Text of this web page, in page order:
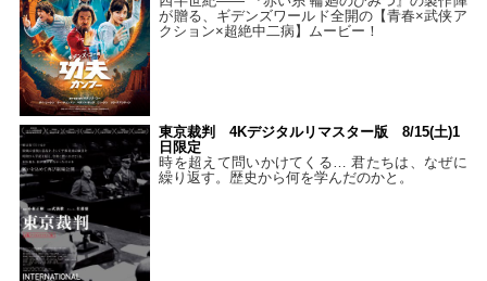
が贈る、ギデンズワールド全開の【青春×武侠ア
クション×超絶中二病】ムービー！
東京裁判 4Kデジタルリマスター版 8/15(土)1
日限定
時を超えて問いかけてくる… 君たちは、なぜに
繰り返す。歴史から何を学んだのかと。